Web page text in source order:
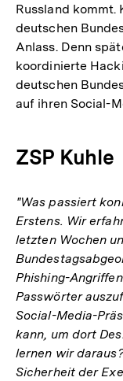
Russland kommt.
deutschen
Anlass. Denn
koordinierte
deutschen
auf ihren Social-
ZSP Kuhle
"Was passiert
Erstens. Wir
letzten Wochen
Phishing-
Passwörter
Social-Media-
kann, um dort
lernen wir
Sicherheit der